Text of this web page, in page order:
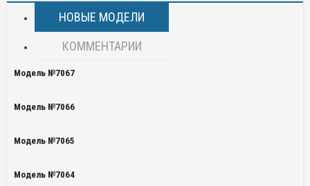
НОВЫЕ МОДЕЛИ
КОММЕНТАРИИ
Модель №7067
Модель №7066
Модель №7065
Модель №7064